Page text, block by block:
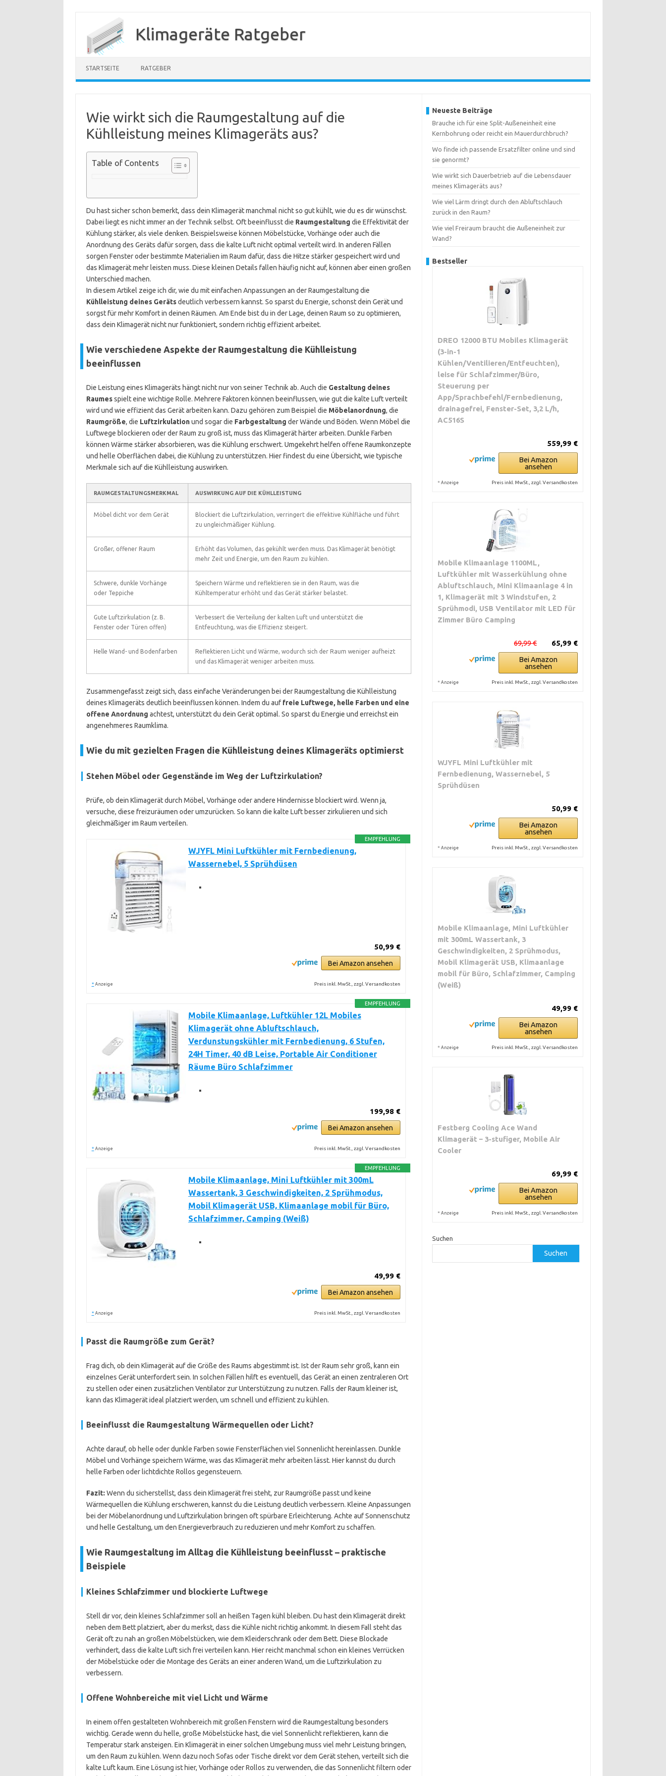
Klimageräte Ratgeber
STARTSEITE RATGEBER
Wie wirkt sich die Raumgestaltung auf die
Kühlleistung meines Klimageräts aus?
Table of Contents
Du hast sicher schon bemerkt, dass dein Klimagerät manchmal nicht so gut kühlt, wie du es dir wünschst.
Dabei liegt es nicht immer an der Technik selbst. Oft beeinflusst die Raumgestaltung die Effektivität der
Kühlung stärker, als viele denken. Beispielsweise können Möbelstücke, Vorhänge oder auch die
Anordnung des Geräts dafür sorgen, dass die kalte Luft nicht optimal verteilt wird. In anderen Fällen
sorgen Fenster oder bestimmte Materialien im Raum dafür, dass die Hitze stärker gespeichert wird und
das Klimagerät mehr leisten muss. Diese kleinen Details fallen häufig nicht auf, können aber einen großen
Unterschied machen.
In diesem Artikel zeige ich dir, wie du mit einfachen Anpassungen an der Raumgestaltung die
Kühlleistung deines Gerätsdeutlich verbessern kannst. So sparst du Energie, schonst dein Gerät und
sorgst für mehr Komfort in deinen Räumen. Am Ende bist du in der Lage, deinen Raum so zu optimieren,
dass dein Klimagerät nicht nur funktioniert, sondern richtig effizient arbeitet.
Wie verschiedene Aspekte der Raumgestaltung die Kühlleistung
beeinflussen
Die Leistung eines Klimageräts hängt nicht nur von seiner Technik ab. Auch die Gestaltung deines
Raumesspielt eine wichtige Rolle. Mehrere Faktoren können beeinflussen, wie gut die kalte Luft verteilt
wird und wie effizient das Gerät arbeiten kann. Dazu gehören zum Beispiel die Möbelanordnung, die
Raumgröße, die Luftzirkulationund sogar die Farbgestaltung der Wände und Böden. Wenn Möbel die
Luftwege blockieren oder der Raum zu groß ist, muss das Klimagerät härter arbeiten. Dunkle Farben
können Wärme stärker absorbieren, was die Kühlung erschwert. Umgekehrt helfen offene Raumkonzepte
und helle Oberflächen dabei, die Kühlung zu unterstützen. Hier findest du eine Übersicht, wie typische
Merkmale sich auf die Kühlleistung auswirken.
RAUMGESTALTUNGSMERKMAL AUSWIRKUNG AUF DIE KÜHLLEISTUNG
Möbel dicht vor dem Gerät
Blockiert die Luftzirkulation, verringert die effektive Kühlfläche und führt
zu ungleichmäßiger Kühlung.
Großer, offener Raum
Erhöht das Volumen, das gekühlt werden muss. Das Klimagerät benötigt
mehr Zeit und Energie, um den Raum zu kühlen.
Schwere, dunkle Vorhänge
oder Teppiche
Speichern Wärme und reflektieren sie in den Raum, was die
Kühltemperatur erhöht und das Gerät stärker belastet.
Gute Luftzirkulation (z. B.
Fenster oder Türen offen)
Verbessert die Verteilung der kalten Luft und unterstützt die
Entfeuchtung, was die Effizienz steigert.
Helle Wand- und Bodenfarben
Reflektieren Licht und Wärme, wodurch sich der Raum weniger aufheizt
und das Klimagerät weniger arbeiten muss.
Zusammengefasst zeigt sich, dass einfache Veränderungen bei der Raumgestaltung die Kühlleistung
deines Klimageräts deutlich beeinflussen können. Indem du auf freie Luftwege, helle Farben und eine
offene Anordnung achtest, unterstützt du dein Gerät optimal. So sparst du Energie und erreichst ein
angenehmeres Raumklima.
Wie du mit gezielten Fragen die Kühlleistung deines Klimageräts optimierst
Stehen Möbel oder Gegenstände im Weg der Luftzirkulation?
Prüfe, ob dein Klimagerät durch Möbel, Vorhänge oder andere Hindernisse blockiert wird. Wenn ja,
versuche, diese freizuräumen oder umzurücken. So kann die kalte Luft besser zirkulieren und sich
gleichmäßiger im Raum verteilen.
EMPFEHLUNG
WJYFL Mini Luftkühler mit Fernbedienung,
Wassernebel, 5 Sprühdüsen
50,99 €
Bei Amazon ansehen
* Anzeige Preis inkl. MwSt., zzgl. Versandkosten
EMPFEHLUNG
Mobile Klimaanlage, Luftkühler 12L Mobiles
Klimagerät ohne Abluftschlauch,
Verdunstungskühler mit Fernbedienung, 6 Stufen,
24H Timer, 40 dB Leise, Portable Air Conditioner
Räume Büro Schlafzimmer
199,98 €
Bei Amazon ansehen
* Anzeige Preis inkl. MwSt., zzgl. Versandkosten
EMPFEHLUNG
Mobile Klimaanlage, Mini Luftkühler mit 300mL
Wassertank, 3 Geschwindigkeiten, 2 Sprühmodus,
Mobil Klimagerät USB, Klimaanlage mobil für Büro,
Schlafzimmer, Camping (Weiß)
49,99 €
Bei Amazon ansehen
* Anzeige Preis inkl. MwSt., zzgl. Versandkosten
Passt die Raumgröße zum Gerät?
Frag dich, ob dein Klimagerät auf die Größe des Raums abgestimmt ist. Ist der Raum sehr groß, kann ein
einzelnes Gerät unterfordert sein. In solchen Fällen hilft es eventuell, das Gerät an einen zentraleren Ort
zu stellen oder einen zusätzlichen Ventilator zur Unterstützung zu nutzen. Falls der Raum kleiner ist,
kann das Klimagerät ideal platziert werden, um schnell und effizient zu kühlen.
Beeinflusst die Raumgestaltung Wärmequellen oder Licht?
Achte darauf, ob helle oder dunkle Farben sowie Fensterflächen viel Sonnenlicht hereinlassen. Dunkle
Möbel und Vorhänge speichern Wärme, was das Klimagerät mehr arbeiten lässt. Hier kannst du durch
helle Farben oder lichtdichte Rollos gegensteuern.
Fazit: Wenn du sicherstellst, dass dein Klimagerät frei steht, zur Raumgröße passt und keine
Wärmequellen die Kühlung erschweren, kannst du die Leistung deutlich verbessern. Kleine Anpassungen
bei der Möbelanordnung und Luftzirkulation bringen oft spürbare Erleichterung. Achte auf Sonnenschutz
und helle Gestaltung, um den Energieverbrauch zu reduzieren und mehr Komfort zu schaffen.
Wie Raumgestaltung im Alltag die Kühlleistung beeinflusst – praktische
Beispiele
Kleines Schlafzimmer und blockierte Luftwege
Stell dir vor, dein kleines Schlafzimmer soll an heißen Tagen kühl bleiben. Du hast dein Klimagerät direkt
neben dem Bett platziert, aber du merkst, dass die Kühle nicht richtig ankommt. In diesem Fall steht das
Gerät oft zu nah an großen Möbelstücken, wie dem Kleiderschrank oder dem Bett. Diese Blockade
verhindert, dass die kalte Luft sich frei verteilen kann. Hier reicht manchmal schon ein kleines Verrücken
der Möbelstücke oder die Montage des Geräts an einer anderen Wand, um die Luftzirkulation zu
verbessern.
Offene Wohnbereiche mit viel Licht und Wärme
In einem offen gestalteten Wohnbereich mit großen Fenstern wird die Raumgestaltung besonders
wichtig. Gerade wenn du helle, große Möbelstücke hast, die viel Sonnenlicht reflektieren, kann die
Temperatur stark ansteigen. Ein Klimagerät in einer solchen Umgebung muss viel mehr Leistung bringen,
um den Raum zu kühlen. Wenn dazu noch Sofas oder Tische direkt vor dem Gerät stehen, verteilt sich die
kalte Luft kaum. Eine Lösung ist hier, Vorhänge oder Rollos zu verwenden, die das Sonnenlicht filtern oder
Neueste Beiträge
Brauche ich für eine Split-Außeneinheit eine
Kernbohrung oder reicht ein Mauerdurchbruch?
Wo finde ich passende Ersatzfilter online und sind
sie genormt?
Wie wirkt sich Dauerbetrieb auf die Lebensdauer
meines Klimageräts aus?
Wie viel Lärm dringt durch den Abluftschlauch
zurück in den Raum?
Wie viel Freiraum braucht die Außeneinheit zur
Wand?
Bestseller
DREO 12000 BTU Mobiles Klimagerät
(3-in-1
Kühlen/Ventilieren/Entfeuchten),
leise für Schlafzimmer/Büro,
Steuerung per
App/Sprachbefehl/Fernbedienung,
drainagefrei, Fenster-Set, 3,2 L/h,
AC516S
559,99 €
Bei Amazon
ansehen
* Anzeige Preis inkl. MwSt., zzgl. Versandkosten
Mobile Klimaanlage 1100ML,
Luftkühler mit Wasserkühlung ohne
Abluftschlauch, Mini Klimaanlage 4 in
1, Klimagerät mit 3 Windstufen, 2
Sprühmodi, USB Ventilator mit LED für
Zimmer Büro Camping
65,99 €
69,99 €
Bei Amazon
ansehen
* Anzeige Preis inkl. MwSt., zzgl. Versandkosten
WJYFL Mini Luftkühler mit
Fernbedienung, Wassernebel, 5
Sprühdüsen
50,99 €
Bei Amazon
ansehen
* Anzeige Preis inkl. MwSt., zzgl. Versandkosten
Mobile Klimaanlage, Mini Luftkühler
mit 300mL Wassertank, 3
Geschwindigkeiten, 2 Sprühmodus,
Mobil Klimagerät USB, Klimaanlage
mobil für Büro, Schlafzimmer, Camping
(Weiß)
49,99 €
Bei Amazon
ansehen
* Anzeige Preis inkl. MwSt., zzgl. Versandkosten
Festberg Cooling Ace Wand
Klimagerät – 3-stufiger, Mobile Air
Cooler
69,99 €
Bei Amazon
ansehen
* Anzeige Preis inkl. MwSt., zzgl. Versandkosten
Suchen
Suchen